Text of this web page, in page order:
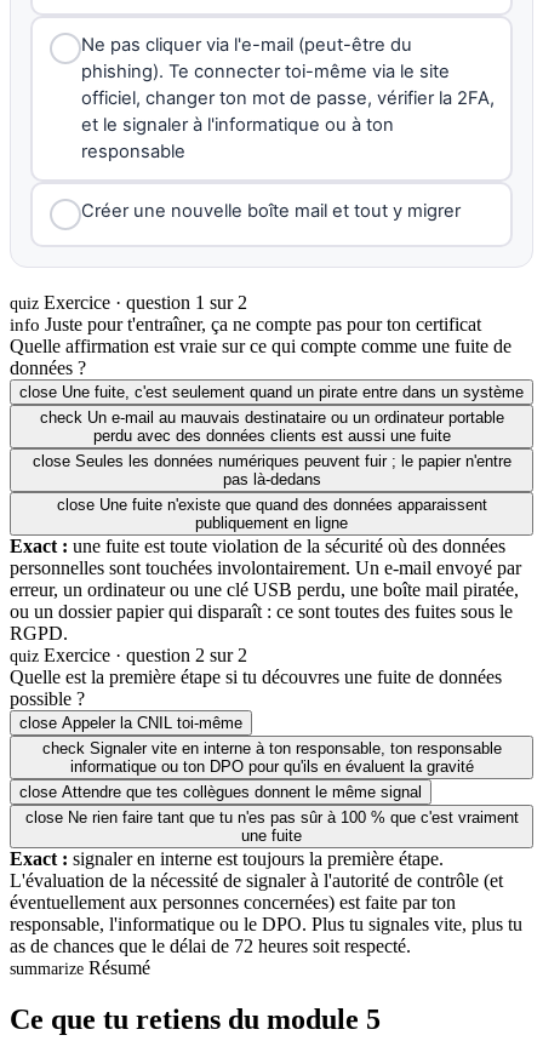
Ne pas cliquer via l'e-mail (peut-être du
phishing). Te connecter toi-même via le site
officiel, changer ton mot de passe, vérifier la 2FA,
et le signaler à l'informatique ou à ton
responsable
Créer une nouvelle boîte mail et tout y migrer
quiz Exercice · question 1 sur 2
info Juste pour t'entraîner, ça ne compte pas pour ton certificat
Quelle affirmation est vraie sur ce qui compte comme une fuite de
données ?
close Une fuite, c'est seulement quand un pirate entre dans un système
check Un e-mail au mauvais destinataire ou un ordinateur portable
perdu avec des données clients est aussi une fuite
close Seules les données numériques peuvent fuir ; le papier n'entre
pas là-dedans
close Une fuite n'existe que quand des données apparaissent
publiquement en ligne
Exact : une fuite est toute violation de la sécurité où des données
personnelles sont touchées involontairement. Un e-mail envoyé par
erreur, un ordinateur ou une clé USB perdu, une boîte mail piratée,
ou un dossier papier qui disparaît : ce sont toutes des fuites sous le
RGPD.
quiz Exercice · question 2 sur 2
Quelle est la première étape si tu découvres une fuite de données
possible ?
close Appeler la CNIL toi-même
check Signaler vite en interne à ton responsable, ton responsable
informatique ou ton DPO pour qu'ils en évaluent la gravité
close Attendre que tes collègues donnent le même signal
close Ne rien faire tant que tu n'es pas sûr à 100 % que c'est vraiment
une fuite
Exact : signaler en interne est toujours la première étape.
L'évaluation de la nécessité de signaler à l'autorité de contrôle (et
éventuellement aux personnes concernées) est faite par ton
responsable, l'informatique ou le DPO. Plus tu signales vite, plus tu
as de chances que le délai de 72 heures soit respecté.
summarize Résumé
Ce que tu retiens du module 5